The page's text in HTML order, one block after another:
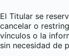
El Titular se
cancelar o
vínculos o la
sin necesidad de